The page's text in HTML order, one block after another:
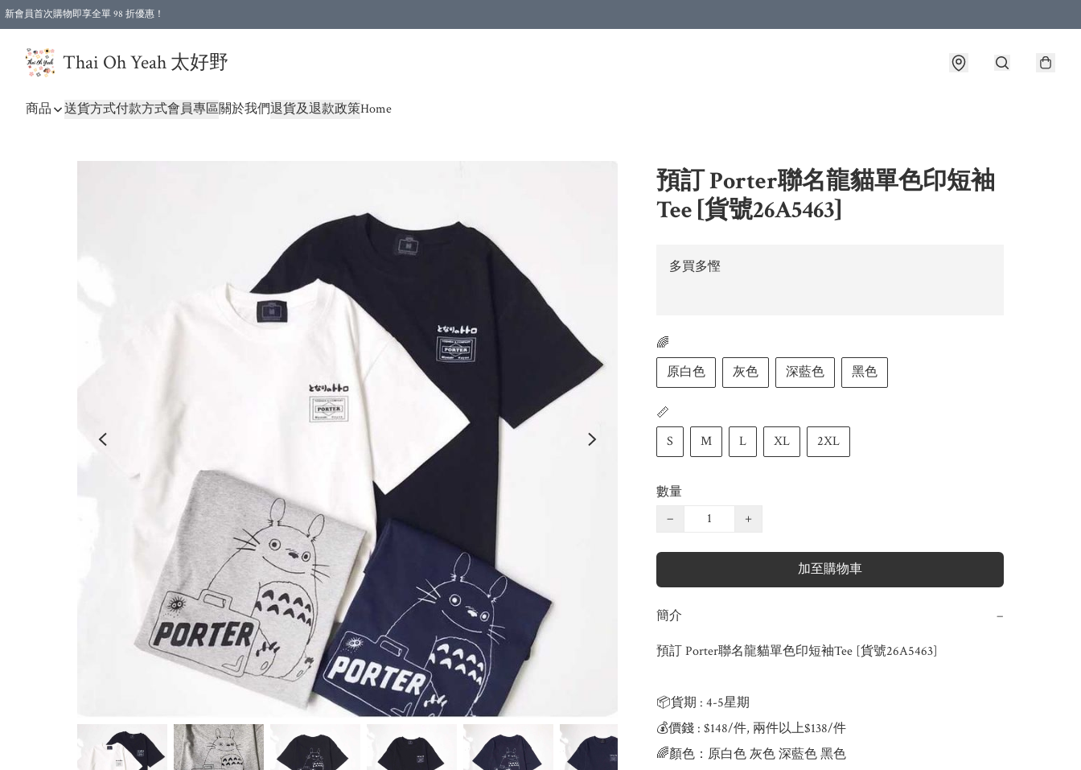
新會員首次購物即享全單 98 折優惠！
Thai Oh Yeah 太好野
商品 送貨方式付款方式會員專區關於我們退貨及退款政策Home
預訂 Porter聯名龍貓單色印短袖
Tee [貨號26A5463]
多買多慳
🌈
原白色
灰色 深藍色 黑色
📏
S
M L XL 2XL
數量
−
+
加至購物車
簡介 −
預訂 Porter聯名龍貓單色印短袖Tee [貨號26A5463]
📦貨期 : 4-5星期
💰價錢 : $148/件, 兩件以上$138/件
🌈顏色：原白色 灰色 深藍色 黑色